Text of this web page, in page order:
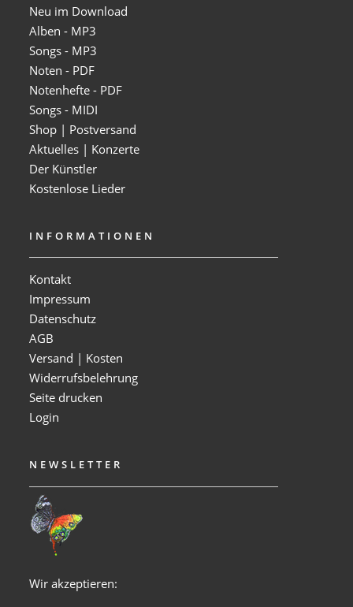
Neu im Download
Alben - MP3
Songs - MP3
Noten - PDF
Notenhefte - PDF
Songs - MIDI
Shop | Postversand
Aktuelles | Konzerte
Der Künstler
Kostenlose Lieder
INFORMATIONEN
Kontakt
Impressum
Datenschutz
AGB
Versand | Kosten
Widerrufsbelehrung
Seite drucken
Login
NEWSLETTER
Wir akzeptieren: